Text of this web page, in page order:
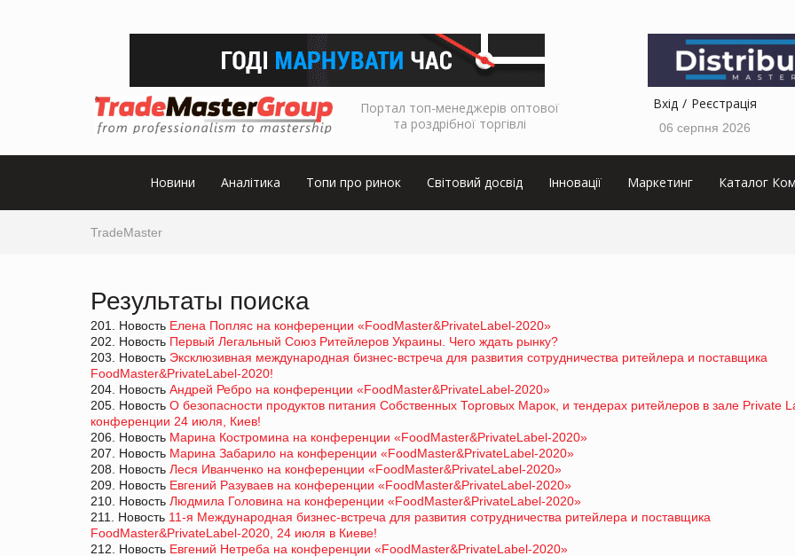
Портал топ-менеджерів оптової
та роздрібної торгівлі
Вхід Реєстрація
06 серпня 2026
Новини Аналітика Топи про ринок Світовий досвід Інновації Маркетинг Каталог
TradeMaster
Результаты поиска
201. Новость Елена Попляс на конференции «FoodMaster&PrivateLabel-2020»
202. Новость Первый Легальный Союз Ритейлеров Украины. Чего ждать рынку?
203. Новость Эксклюзивная международная бизнес-встреча для развития сотрудничества ритейлера и поставщика
FoodMaster&PrivateLabel-2020!
204. Новость Андрей Ребро на конференции «FoodMaster&PrivateLabel-2020»
205. Новость О безопасности продуктов питания Собственных Торговых Марок, и тендерах ритейлеров в зале Private
конференции 24 июля, Киев!
206. Новость Марина Костромина на конференции «FoodMaster&PrivateLabel-2020»
207. Новость Марина Забарило на конференции «FoodMaster&PrivateLabel-2020»
208. Новость Леся Иванченко на конференции «FoodMaster&PrivateLabel-2020»
209. Новость Евгений Разуваев на конференции «FoodMaster&PrivateLabel-2020»
210. Новость Людмила Головина на конференции «FoodMaster&PrivateLabel-2020»
211. Новость 11-я Международная бизнес-встреча для развития сотрудничества ритейлера и поставщика
FoodMaster&PrivateLabel-2020, 24 июля в Киеве!
212. Новость Евгений Нетреба на конференции «FoodMaster&PrivateLabel-2020»